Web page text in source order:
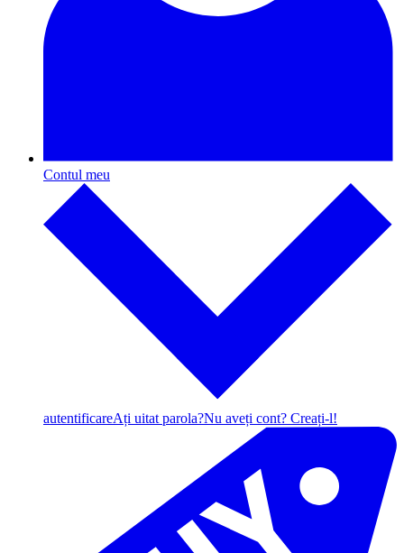
Contul meu
autentificareAți uitat parola?Nu aveți cont? Creați-l!